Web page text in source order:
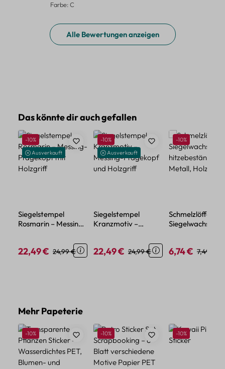
Farbe: C
Alle Bewertungen anzeigen
Produktgalerie überspringen
Das könnte dir auch gefallen
Rabatt
-10%
Ausverkauft
Siegelstempel
Rosmarin – Messing-
Verkaufspreis:
22,49 € Regulärer Preis:
24,99 €
Rabatt
-10%
Ausverkauft
Siegelstempel
Kranzmotiv –
Verkaufspreis:
22,49 € Regulärer Preis:
24,99 €
Rabatt
-10%
Schmelzlöffel für
Siegelwachs –
Verkaufspreis:
6,74 € 7,49 €
Produktgalerie überspringen
Mehr Papeterie
Rabatt
-10% Rabatt
-10% Rabatt
-10%